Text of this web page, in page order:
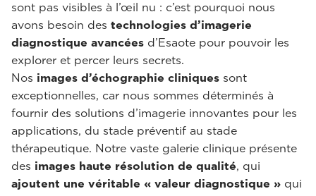
sont pas visibles à l’œil nu : c’est pourquoi nous
avons besoin des technologies d’imagerie
diagnostique avancées d’Esaote pour pouvoir les
explorer et percer leurs secrets.
Nos images d’échographie cliniques sont
exceptionnelles, car nous sommes déterminés à
fournir des solutions d’imagerie innovantes pour les
applications, du stade préventif au stade
thérapeutique. Notre vaste galerie clinique présente
des images haute résolution de qualité, qui
ajoutent une véritable « valeur diagnostique » qui